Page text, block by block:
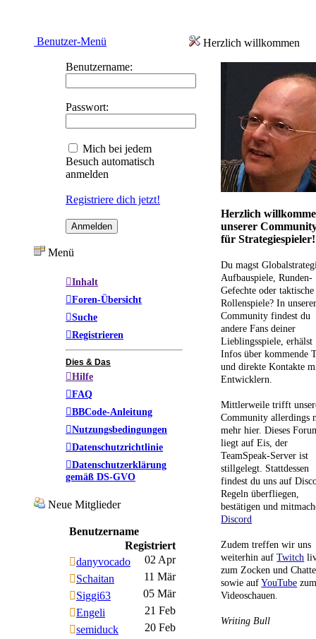
Benutzer-Menü
Benutzername:
Passwort:
Mich bei jedem
Besuch automatisch
anmelden
Registriere dich jetzt!
Menü
Inhalt
Foren-Übersicht
Suche
Registrieren
Dies & Das
Hilfe
FAQ
BBCode-Anleitung
Nutzungsbedingungen
Datenschutzrichtlinie
Datenschutzerklärung
gemäß DS-GVO
Neue Mitglieder
Benutzername
Registriert
danyvocado
02 Apr
Schaitan
11 Mär
Siggi63
05 Mär
Engeli
21 Feb
semiduck
20 Feb
Herzlich willkommen
Herzlich
unserer
für Strategiespieler!
Du magst
Aufbauspiele, Runden-
Gefechte oder taktische
Rollenspiele? In
Community findest du
andere Fans deiner
Lieblingsspiele, erhälst
Infos über kommende
und direkte Kontakte
Entwicklern.
Mittlerweile trifft
Community allerdings
mehr hier. Dieses
liegt auf Eis, der
TeamSpeak-Server ist
stillgelegt. Stattdessen
findest du uns auf
Regeln überfliegen,
bestätigen und
Discord
Zudem treffen wir uns
weiterhin aufTwitch
zum Zocken und
sowie aufYouTube
Videoschauen.
Writing Bull